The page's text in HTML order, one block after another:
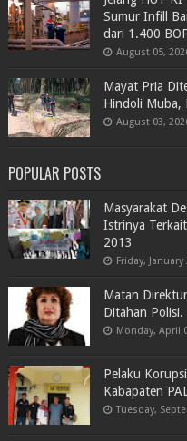
Sumur Infill
dari 1.400
August 05,
Mayat Pria
Hindoli Muba,
August 03,
POPULAR POSTS
Masyarakat
Istrinya
2013
Friday, January
Matan
Ditahan Polisi.
Monday, April
Pelaku
Kabapaten
Tuesday,